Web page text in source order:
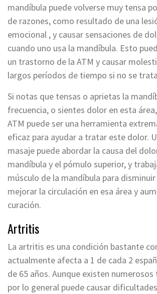
mandíbula puede volverse muy tensa
de razones, como resultado de una
emocional , y causar sensaciones de
cuando uno usa la mandíbula. Esto
un trastorno de la ATM y causar
largos períodos de tiempo si no se
Si notas que tensas o aprietas la
frecuencia, o sientes dolor en esta
ATM puede ser una herramienta
eficaz para ayudar a tratar este dolor.
masaje puede abordar la causa del
mandíbula y el pómulo superior, y
músculo de la mandíbula para
mejorar la circulación en esa área y
curación.
Artritis
La artritis es una condición bastante
actualmente afecta a 1 de cada 2
de 65 años. Aunque existen
por lo general puede causar